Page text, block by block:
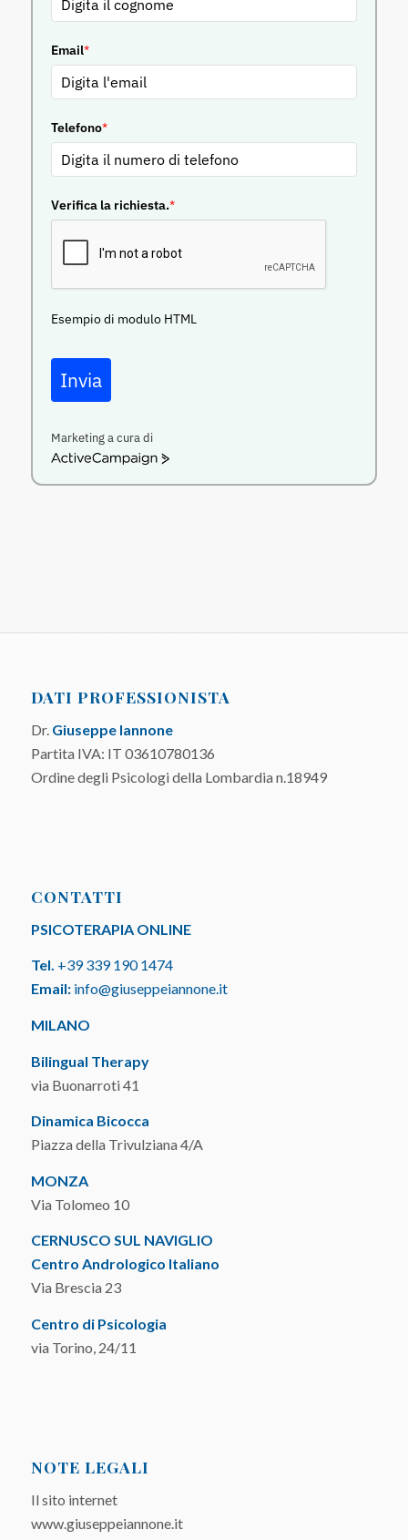
Email*
Telefono*
Verifica la richiesta.*
Esempio di modulo HTML
Invia
Marketing a cura di
ActiveCampaign
DATI PROFESSIONISTA
Dr. Giuseppe Iannone
Partita IVA: IT 03610780136
Ordine degli Psicologi della Lombardia n.18949
CONTATTI
PSICOTERAPIA ONLINE
Tel. +39 339 190 1474
Email: info@giuseppeiannone.it
MILANO
Bilingual Therapy
via Buonarroti 41
Dinamica Bicocca
Piazza della Trivulziana 4/A
MONZA
Via Tolomeo 10
CERNUSCO SUL NAVIGLIO
Centro Andrologico Italiano
Via Brescia 23
Centro di Psicologia
via Torino, 24/11
NOTE LEGALI
Il sito internet
www.giuseppeiannone.it